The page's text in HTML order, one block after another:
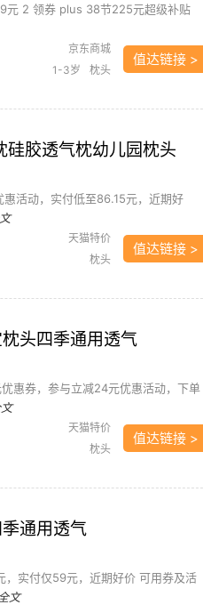
元 2 领券 plus 38节225元超级补贴
京东商城
1-3岁 枕头
值达链接 >
硅胶透气枕幼儿园枕头
活动，实付低至86.15元，近期好
天猫特价
枕头
值达链接 >
头四季通用透气
惠券，参与立减24元优惠活动，下单
天猫特价
枕头
值达链接 >
通用透气
，实付仅59元，近期好价 可用券及活
文